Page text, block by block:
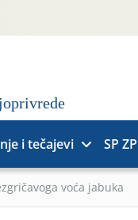
i tečajevi SP
voća jabuka